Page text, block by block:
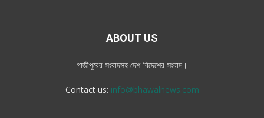
ABOUT US
গাজীপুরের সংবাদসহ দেশ-বিদেশের সংবাদ।
Contact us: info@bhawalnews.com